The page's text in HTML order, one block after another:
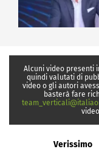
Alcuni video presenti
quindi valutati di
video o gli autori
basterà fare
Verissimo